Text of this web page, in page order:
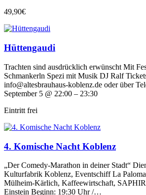
49,90€
Hüttengaudi
Trachten sind ausdrücklich erwünscht Mit
Schmankerln Spezi mit Musik DJ Ralf
info@altesbrauhaus-koblenz.de oder über
September 5 @ 22:00 – 23:30
Eintritt frei
4. Komische Nacht Koblenz
„Der Comedy-Marathon in deiner Stadt“
Kulturfabrik Koblenz, Eventschiff La
Mülheim-Kärlich, Kaffeewirtschaft,
Einstein Beginn: 19:30 Uhr /…